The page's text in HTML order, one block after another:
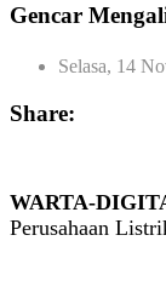
Gencar
Selasa, 14
Share:
WARTA-
Perusahaan